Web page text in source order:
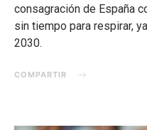
consagración de España
sin tiempo para respirar,
2030.
COMPARTIR